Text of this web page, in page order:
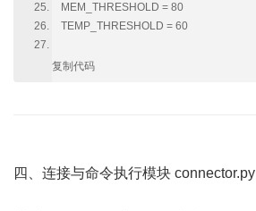
MEM_THRESHOLD = 80
TEMP_THRESHOLD = 60
复制代码
四、连接与命令执行模块 connector.py